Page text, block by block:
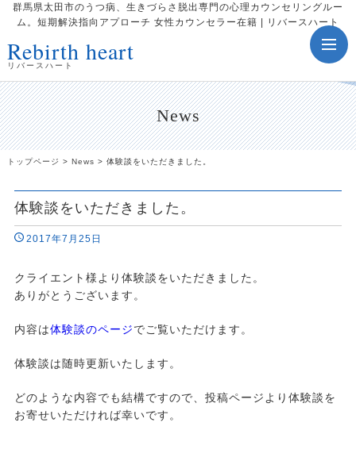
群馬県太田市のうつ病、生きづらさ脱出専門の心理カウンセリングルー
ム。短期解決指向アプローチ 女性カウンセラー在籍 | リバースハート
Rebirth heart
リバースハート
News
トップページ > News > 体験談をいただきました。
体験談をいただきました。
2017年7月25日
クライエント様より体験談をいただきました。
ありがとうございます。
内容は体験談のページでご覧いただけます。
体験談は随時更新いたします。
どのような内容でも結構ですので、投稿ページより体験談を
お寄せいただければ幸いです。
toggle